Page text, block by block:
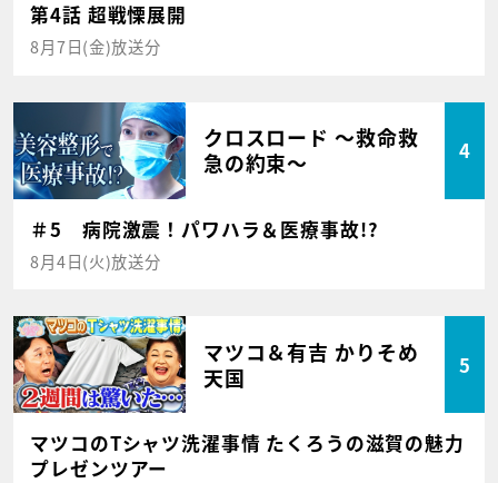
第4話 超戦慄展開
8月7日(金)放送分
クロスロード ～救命救
急の約束～
4
＃5 病院激震！パワハラ＆医療事故!?
8月4日(火)放送分
マツコ＆有吉 かりそめ
天国
5
マツコのTシャツ洗濯事情 たくろうの滋賀の魅力
プレゼンツアー